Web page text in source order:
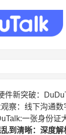
件新突破：
察：线下沟通数
一张身份证
到清晰：深度